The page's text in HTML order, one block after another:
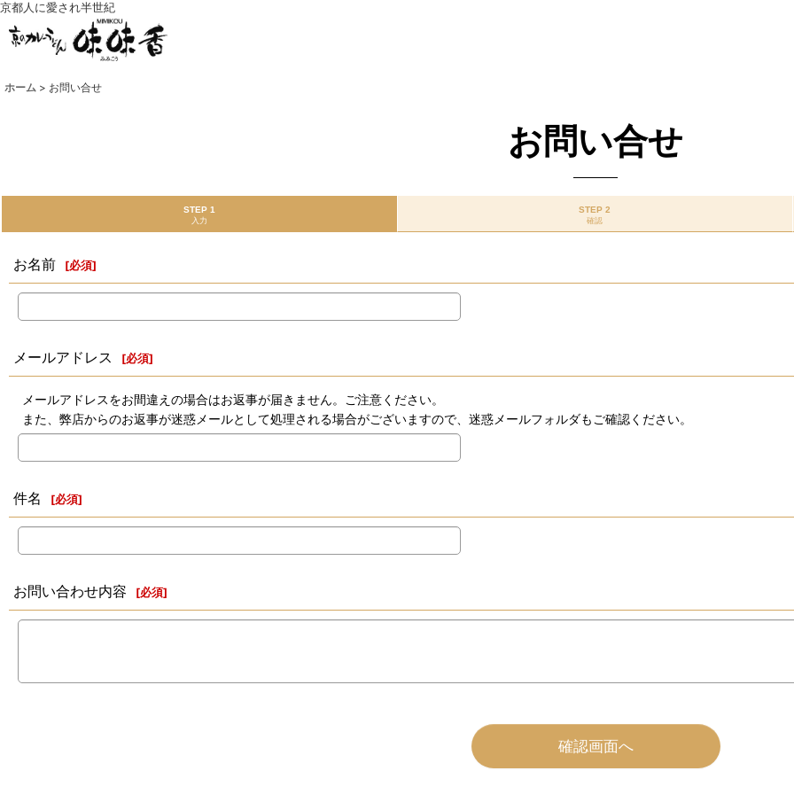
京都人に愛され半世紀
ホーム > お問い合せ
お問い合せ
STEP 1
入力
STEP 2
確認
お名前 [必須]
メールアドレス [必須]
メールアドレスをお間違えの場合はお返事が届きません。ご注意ください。
また、弊店からのお返事が迷惑メールとして処理される場合がございますので、迷惑メールフォルダもご確認ください。
件名 [必須]
お問い合わせ内容 [必須]
確認画面へ